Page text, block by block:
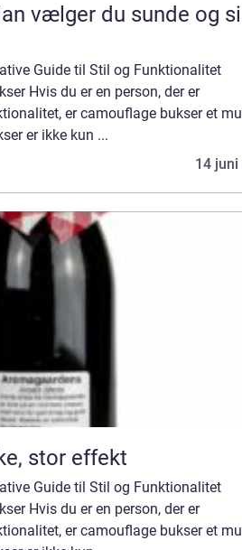
Guide til Stil og Funktionalitet
Hvis du er en person, der er
er camouflage bukser et
er ikke kun ...
14 juni
flaske, stor effekt
Guide til Stil og Funktionalitet
Hvis du er en person, der er
er camouflage bukser et